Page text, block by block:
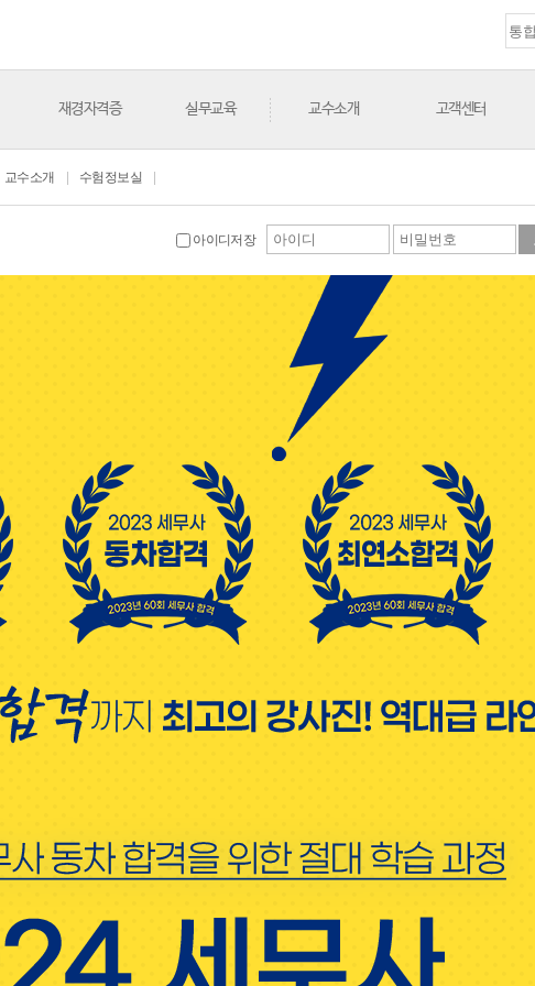
재경자격증 실무교육 교수소개 고객센터
교수소개 수험정보실
아이디저장